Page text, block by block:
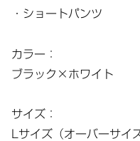
・ショートパンツ
カラー：
ブラック×ホワイト
サイズ：
Lサイズ（オーバーサイ